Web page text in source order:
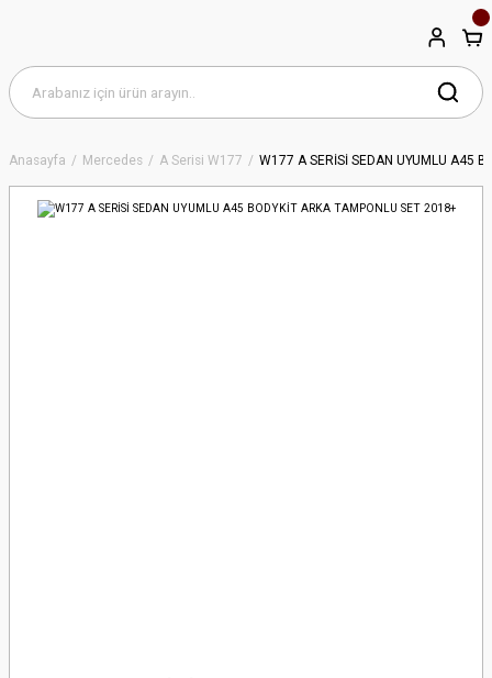
Anasayfa Mercedes A Serisi W177 W177 A SERİSİ SEDAN UYUMLU A45